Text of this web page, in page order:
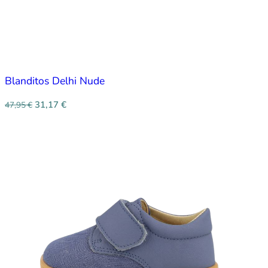
Blanditos Delhi Nude
47,95€ 31,17 €